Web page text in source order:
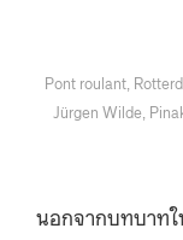
Pont roulant,
Jürgen Wilde,
นอกจากบทบาท